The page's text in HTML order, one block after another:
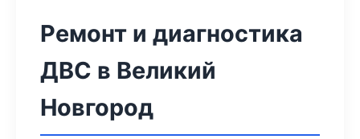
Ремонт и диагностика
ДВС в Великий
Новгород